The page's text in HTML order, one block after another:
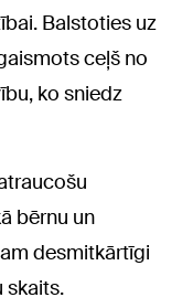
Balstoties uz
ceļš no
ko sniedz
bērnu un
desmitkārtīgi
skaits.